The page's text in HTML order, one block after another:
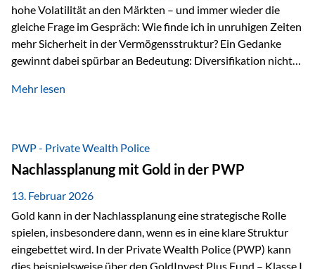
hohe Volatilität an den Märkten – und immer wieder die
gleiche Frage im Gespräch: Wie finde ich in unruhigen Zeiten
mehr Sicherheit in der Vermögensstruktur? Ein Gedanke
gewinnt dabei spürbar an Bedeutung: Diversifikation nicht
Wer Vermögen ausschließlich in einem Rechtsraum
Liechtenstein eine Rolle spielen: außerhalb der EU, ohne
Euro, mit einem eigenständigen Rechts- und Finanzplatz.
Und genau an dieser Stelle setzt der 3-Zellenschutz an –…
Mehr lesen
PWP - Private Wealth Police
Nachlassplanung mit Gold in der PWP
13. Februar 2026
Gold kann in der Nachlassplanung eine strategische Rolle
spielen, insbesondere dann, wenn es in eine klare Struktur
eingebettet wird. In der Private Wealth Police (PWP) kann
dies beispielsweise über den GoldInvest Plus Fund – Klasse I